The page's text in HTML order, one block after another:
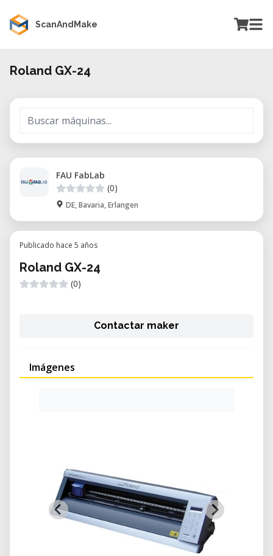
ScanAndMake
Roland GX-24
FAU FabLab
(0)
DE, Bavaria, Erlangen
Publicado hace 5 años
Roland GX-24
(0)
Contactar maker
Imágenes